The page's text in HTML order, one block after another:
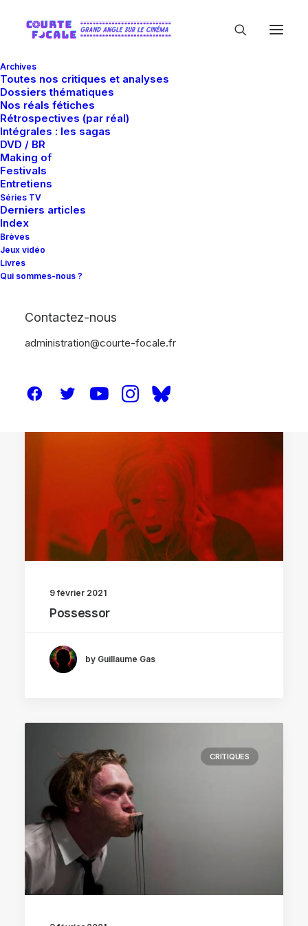
Archives
Toutes nos critiques et analyses
Dossiers thématiques
Nos réals fétiches
Rétrospectives (par réal)
Intégrales : les sagas
DVD / BR
Making of
Festivals
Entretiens
Séries TV
Derniers articles
Index
Brèves
Jeux vidéo
Livres
Qui sommes-nous ?
Contactez-nous
administration@courte-focale.fr
Brandon Cronenberg
9 février 2021
Possessor
by Guillaume Gas
CRITIQUES